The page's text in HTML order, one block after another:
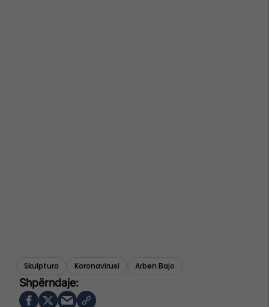
Skulptura Koronavirusi Arben Bajo